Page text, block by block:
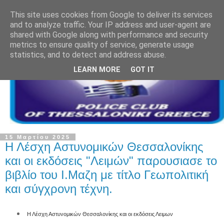
15 Μαρτίου 2025
Η Λέσχη Αστυνομικών Θεσσαλονίκης
και οι εκδόσεις "Λειμών" παρουσιασε το
βιβλίο του Ι.Μαζη με τίτλο Γεωπολιτική
και σύγχρονη τέχνη.
Η Λέσχη Αστυνομικών Θεσσαλονίκης και οι εκδόσεις Λειμων
This site uses cookies from Google to deliver its services
and to analyze traffic. Your IP address and user-agent are
shared with Google along with performance and security
metrics to ensure quality of service, generate usage
statistics, and to detect and address abuse.
LEARN MORE GOT IT